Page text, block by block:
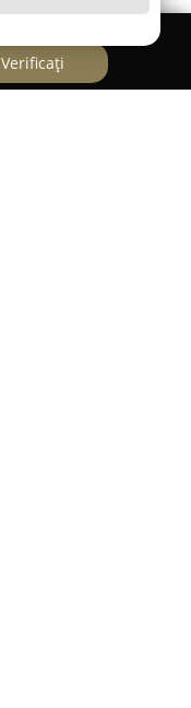
Verificați